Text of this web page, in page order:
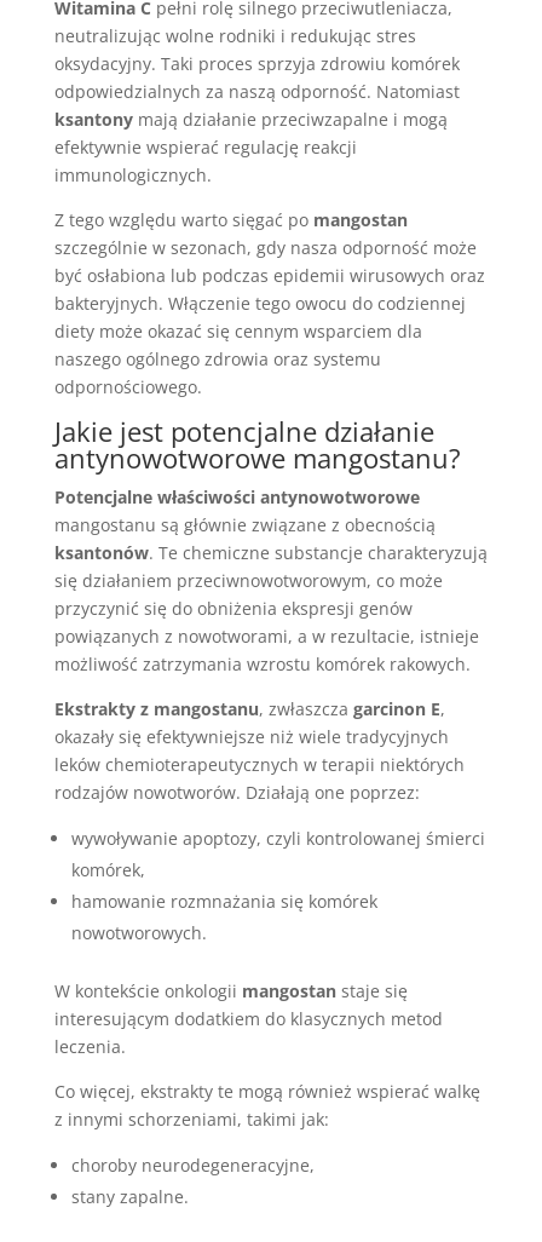
Witamina C pełni rolę silnego przeciwutleniacza,
neutralizując wolne rodniki i redukując stres
oksydacyjny. Taki proces sprzyja zdrowiu komórek
odpowiedzialnych za naszą odporność. Natomiast
ksantonymają działanie przeciwzapalne i mogą
efektywnie wspierać regulację reakcji
immunologicznych.
Z tego względu warto sięgać po mangostan
szczególnie w sezonach, gdy nasza odporność może
być osłabiona lub podczas epidemii wirusowych oraz
bakteryjnych. Włączenie tego owocu do codziennej
diety może okazać się cennym wsparciem dla
naszego ogólnego zdrowia oraz systemu
odpornościowego.
Jakie jest potencjalne działanie
antynowotworowe mangostanu?
Potencjalne właściwości antynowotworowe
mangostanu są głównie związane z obecnością
ksantonów. Te chemiczne substancje charakteryzują
się działaniem przeciwnowotworowym, co może
przyczynić się do obniżenia ekspresji genów
powiązanych z nowotworami, a w rezultacie, istnieje
możliwość zatrzymania wzrostu komórek rakowych.
Ekstrakty z mangostanu, zwłaszcza garcinon E,
okazały się efektywniejsze niż wiele tradycyjnych
leków chemioterapeutycznych w terapii niektórych
rodzajów nowotworów. Działają one poprzez:
wywoływanie apoptozy, czyli kontrolowanej śmierci
komórek,
hamowanie rozmnażania się komórek
nowotworowych.
W kontekście onkologii mangostanstaje się
interesującym dodatkiem do klasycznych metod
leczenia.
Co więcej, ekstrakty te mogą również wspierać walkę
z innymi schorzeniami, takimi jak:
choroby neurodegeneracyjne,
stany zapalne.